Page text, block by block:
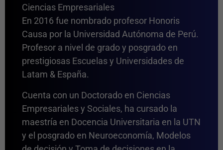
Ciencias Empresariales
En 2016 fue nombrado profesor Honoris
Causa por la Universidad Autónoma de Perú.
Profesor a nivel de grado y posgrado en
prestigiosas Escuelas y Universidades de
Latam & España.
Cuenta con un Doctorado en Ciencias
Empresariales y Sociales, ha cursado la
maestría en Docencia Universitaria en la UTN
y el posgrado en Neuroeconomía, Modelos